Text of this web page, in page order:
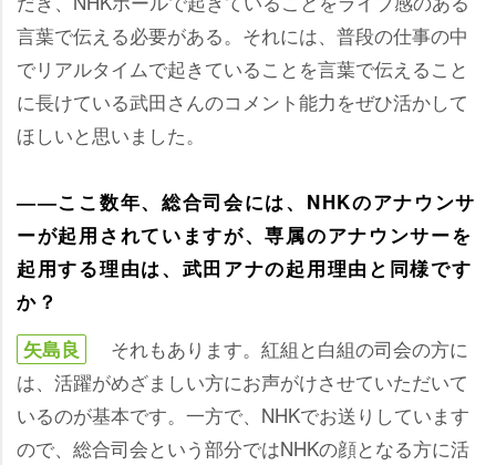
言葉で伝える必要がある。それには、普段の仕事の中
でリアルタイムで起きていることを言葉で伝えること
に長けている武田さんのコメント能力をぜひ活かして
ほしいと思いました。
――ここ数年、総合司会には、NHKのアナウンサ
ーが起用されていますが、専属のアナウンサーを
起用する理由は、武田アナの起用理由と同様です
か？
矢島良
それもあります。紅組と白組の司会の方に
は、活躍がめざましい方にお声がけさせていただいて
いるのが基本です。一方で、NHKでお送りしています
ので、総合司会という部分ではNHKの顔となる方に活